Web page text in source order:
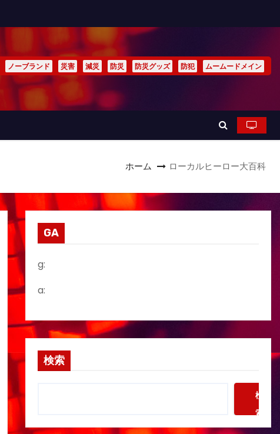
ノーブランド 災害 減災 防災 防災グッズ 防犯 ムームードメイン
ホーム ローカルヒーロー大百科
GA
g:
a:
検索
検
索